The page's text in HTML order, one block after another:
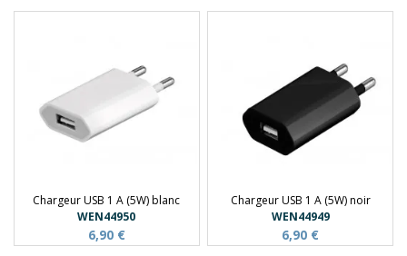
Chargeur USB 1 A (5W) blanc
WEN44950
6,90 €
Chargeur USB 1 A (5W) noir
WEN44949
6,90 €